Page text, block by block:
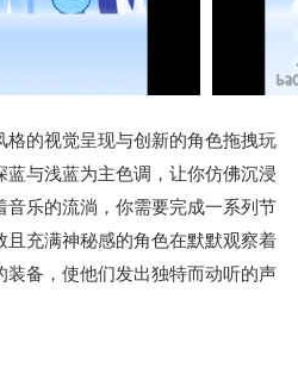
的视觉呈现与创新的角色拖拽玩
与浅蓝为主色调，让你仿佛沉浸
乐的流淌，你需要完成一系列节
充满神秘感的角色在默默观察着
备，使他们发出独特而动听的声